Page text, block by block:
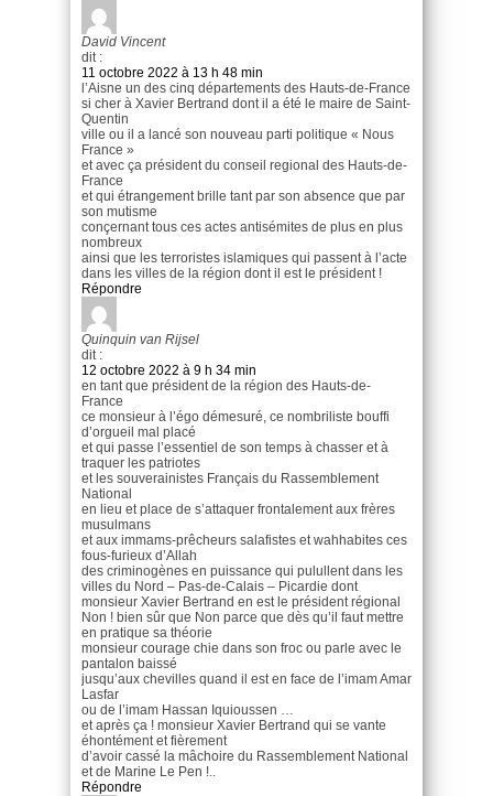
David Vincent
dit :
11 octobre 2022 à 13 h 48 min
l’Aisne un des cinq départements des Hauts-de-France
si cher à Xavier Bertrand dont il a été le maire de Saint-
Quentin
ville ou il a lancé son nouveau parti politique « Nous
France »
et avec ça président du conseil regional des Hauts-de-
France
et qui étrangement brille tant par son absence que par
son mutisme
conçernant tous ces actes antisémites de plus en plus
nombreux
ainsi que les terroristes islamiques qui passent à l’acte
dans les villes de la région dont il est le président !
Répondre
Quinquin van Rijsel
dit :
12 octobre 2022 à 9 h 34 min
en tant que président de la région des Hauts-de-
France
ce monsieur à l’égo démesuré, ce nombriliste bouffi
d’orgueil mal placé
et qui passe l’essentiel de son temps à chasser et à
traquer les patriotes
et les souverainistes Français du Rassemblement
National
en lieu et place de s’attaquer frontalement aux frères
musulmans
et aux immams-prêcheurs salafistes et wahhabites ces
fous-furieux d’Allah
des criminogènes en puissance qui pulullent dans les
villes du Nord – Pas-de-Calais – Picardie dont
monsieur Xavier Bertrand en est le président régional
Non ! bien sûr que Non parce que dès qu’il faut mettre
en pratique sa théorie
monsieur courage chie dans son froc ou parle avec le
pantalon baissé
jusqu’aux chevilles quand il est en face de l’imam Amar
Lasfar
ou de l’imam Hassan Iquioussen …
et après ça ! monsieur Xavier Bertrand qui se vante
éhontément et fièrement
d’avoir cassé la mâchoire du Rassemblement National
et de Marine Le Pen !..
Répondre